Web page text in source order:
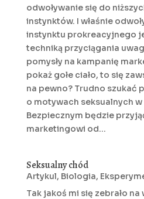
odwoływanie się do
instynktów. I właśnie
instynktu prokreacyjnego
techniką przyciągania
pomysły na kampanię
pokaż gołe ciało, to się
na pewno? Trudno szukać
o motywach seksualnych
Bezpiecznym będzie
marketingowi od...
Seksualny chód
Artykul, Biologia,
Tak jakoś mi się zebrało